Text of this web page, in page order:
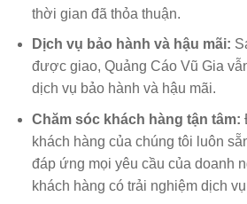
thời gian đã thỏa thuận.
Dịch vụ bảo hành và hậu mãi:
được giao, Quảng Cáo Vũ Gia
dịch vụ bảo hành và hậu mãi.
Chăm sóc khách hàng tận tâm:
khách hàng của chúng tôi luôn
đáp ứng mọi yêu cầu của doanh
khách hàng có trải nghiệm dịch